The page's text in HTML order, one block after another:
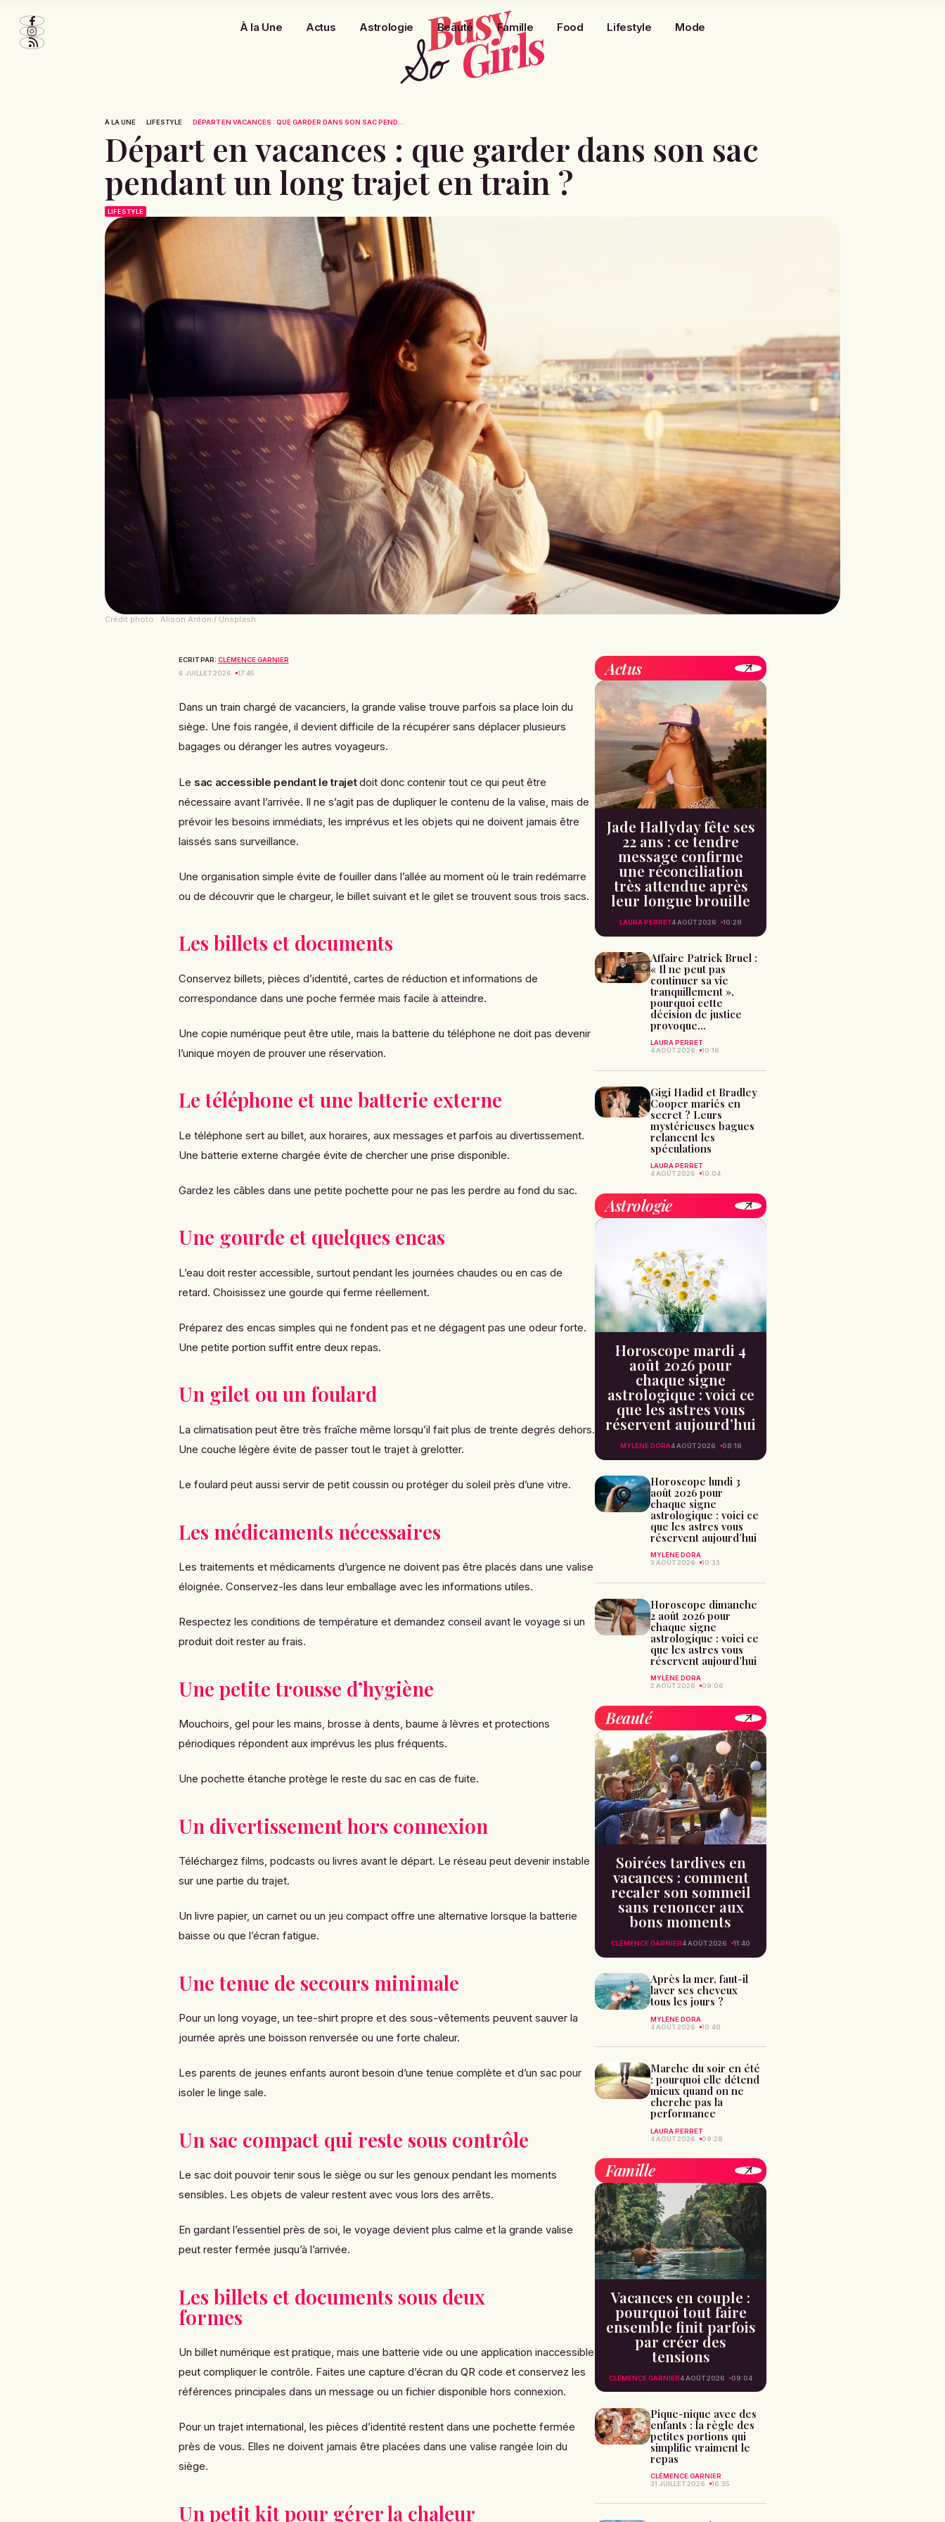
À la Une Actus Astrologie Beauté Famille Food Lifestyle Mode
À LA UNE LIFESTYLE DÉPART EN VACANCES : QUE GARDER DANS SON SAC PEND...
Départ en vacances : que garder dans son sac
pendant un long trajet en train ?
LIFESTYLE
Crédit photo : Alison Anton / Unsplash
ECRIT PAR: CLÉMENCE GARNIER
6 JUILLET 2026
17:45
Dans un train chargé de vacanciers, la grande valise trouve parfois sa place loin du
siège. Une fois rangée, il devient difficile de la récupérer sans déplacer plusieurs
bagages ou déranger les autres voyageurs.
Le sac accessible pendant le trajetdoit donc contenir tout ce qui peut être
nécessaire avant l’arrivée. Il ne s’agit pas de dupliquer le contenu de la valise, mais de
prévoir les besoins immédiats, les imprévus et les objets qui ne doivent jamais être
laissés sans surveillance.
Une organisation simple évite de fouiller dans l’allée au moment où le train redémarre
ou de découvrir que le chargeur, le billet suivant et le gilet se trouvent sous trois sacs.
Les billets et documents
Conservez billets, pièces d’identité, cartes de réduction et informations de
correspondance dans une poche fermée mais facile à atteindre.
Une copie numérique peut être utile, mais la batterie du téléphone ne doit pas devenir
l’unique moyen de prouver une réservation.
Le téléphone et une batterie externe
Le téléphone sert au billet, aux horaires, aux messages et parfois au divertissement.
Une batterie externe chargée évite de chercher une prise disponible.
Gardez les câbles dans une petite pochette pour ne pas les perdre au fond du sac.
Une gourde et quelques encas
L’eau doit rester accessible, surtout pendant les journées chaudes ou en cas de
retard. Choisissez une gourde qui ferme réellement.
Préparez des encas simples qui ne fondent pas et ne dégagent pas une odeur forte.
Une petite portion suffit entre deux repas.
Un gilet ou un foulard
La climatisation peut être très fraîche même lorsqu’il fait plus de trente degrés dehors.
Une couche légère évite de passer tout le trajet à grelotter.
Le foulard peut aussi servir de petit coussin ou protéger du soleil près d’une vitre.
Les médicaments nécessaires
Les traitements et médicaments d’urgence ne doivent pas être placés dans une valise
éloignée. Conservez-les dans leur emballage avec les informations utiles.
Respectez les conditions de température et demandez conseil avant le voyage si un
produit doit rester au frais.
Une petite trousse d’hygiène
Mouchoirs, gel pour les mains, brosse à dents, baume à lèvres et protections
périodiques répondent aux imprévus les plus fréquents.
Une pochette étanche protège le reste du sac en cas de fuite.
Un divertissement hors connexion
Téléchargez films, podcasts ou livres avant le départ. Le réseau peut devenir instable
sur une partie du trajet.
Un livre papier, un carnet ou un jeu compact offre une alternative lorsque la batterie
baisse ou que l’écran fatigue.
Une tenue de secours minimale
Pour un long voyage, un tee-shirt propre et des sous-vêtements peuvent sauver la
journée après une boisson renversée ou une forte chaleur.
Les parents de jeunes enfants auront besoin d’une tenue complète et d’un sac pour
isoler le linge sale.
Un sac compact qui reste sous contrôle
Le sac doit pouvoir tenir sous le siège ou sur les genoux pendant les moments
sensibles. Les objets de valeur restent avec vous lors des arrêts.
En gardant l’essentiel près de soi, le voyage devient plus calme et la grande valise
peut rester fermée jusqu’à l’arrivée.
Les billets et documents sous deux
formes
Un billet numérique est pratique, mais une batterie vide ou une application inaccessible
peut compliquer le contrôle. Faites une capture d’écran du QR code et conservez les
références principales dans un message ou un fichier disponible hors connexion.
Pour un trajet international, les pièces d’identité restent dans une pochette fermée
près de vous. Elles ne doivent jamais être placées dans une valise rangée loin du
siège.
Un petit kit pour gérer la chaleur
Actus
Jade Hallyday fête ses
22 ans : ce tendre
message confirme
une réconciliation
très attendue après
leur longue brouille
LAURA PERRET4 AOÛT 2026 10:28
Affaire Patrick Bruel :
« Il ne peut pas
continuer sa vie
tranquillement »,
pourquoi cette
décision de justice
provoque...
LAURA PERRET
4 AOÛT 2026
10:16
Gigi Hadid et Bradley
Cooper mariés en
secret ? Leurs
mystérieuses bagues
relancent les
spéculations
LAURA PERRET
4 AOÛT 2026
10:04
Astrologie
Horoscope mardi 4
août 2026 pour
chaque signe
astrologique : voici ce
que les astres vous
réservent aujourd’hui
MYLÈNE DORA4 AOÛT 2026 08:18
Horoscope lundi 3
août 2026 pour
chaque signe
astrologique : voici ce
que les astres vous
réservent aujourd’hui
MYLÈNE DORA
3 AOÛT 2026
10:33
Horoscope dimanche
2 août 2026 pour
chaque signe
astrologique : voici ce
que les astres vous
réservent aujourd’hui
MYLÈNE DORA
2 AOÛT 2026
09:06
Beauté
Soirées tardives en
vacances : comment
recaler son sommeil
sans renoncer aux
bons moments
CLÉMENCE GARNIER4 AOÛT 2026 11:40
Après la mer, faut-il
laver ses cheveux
tous les jours ?
MYLÈNE DORA
4 AOÛT 2026
10:40
Marche du soir en été
: pourquoi elle détend
mieux quand on ne
cherche pas la
performance
LAURA PERRET
4 AOÛT 2026
09:28
Famille
Vacances en couple :
pourquoi tout faire
ensemble finit parfois
par créer des
tensions
CLÉMENCE GARNIER4 AOÛT 2026 09:04
Pique-nique avec des
enfants : la règle des
petites portions qui
simplifie vraiment le
repas
CLÉMENCE GARNIER
31 JUILLET 2026
16:35